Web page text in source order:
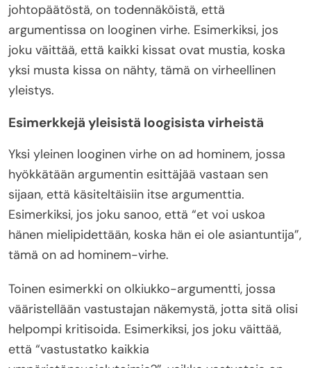
johtopäätöstä, on todennäköistä, että
argumentissa on looginen virhe. Esimerkiksi, jos
joku väittää, että kaikki kissat ovat mustia, koska
yksi musta kissa on nähty, tämä on virheellinen
yleistys.
Esimerkkejä yleisistä loogisista virheistä
Yksi yleinen looginen virhe on ad hominem, jossa
hyökkätään argumentin esittäjää vastaan sen
sijaan, että käsiteltäisiin itse argumenttia.
Esimerkiksi, jos joku sanoo, että “et voi uskoa
hänen mielipidettään, koska hän ei ole asiantuntija”,
tämä on ad hominem-virhe.
Toinen esimerkki on olkiukko-argumentti, jossa
vääristellään vastustajan näkemystä, jotta sitä olisi
helpompi kritisoida. Esimerkiksi, jos joku väittää,
että “vastustatko kaikkia